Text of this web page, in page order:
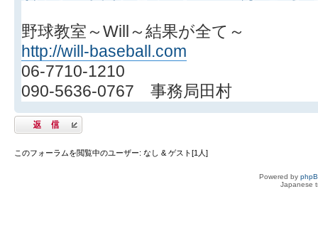
野球教室～Will～結果が全て～
http://will-baseball.com
06-7710-1210
090-5636-0767 事務局田村
返信する
このフォーラムを閲覧中のユーザー: なし & ゲスト[1人]
Powered by
Japanese